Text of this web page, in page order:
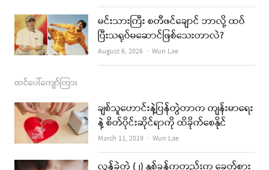
မင်းသားကြီး စတီဖင်ချောင် ဘာလို့ ထပ်
ပြီးသရုပ်မဆောင်ဖြစ်သေးတာလဲ?
August 6, 2026 Author
Wun Lae
ထင်ပေါ်ကျော်ကြား
ချစ်သူဟောင်းနဲ့ပြန်တွဲတာက ကျန်းမာရေး
နဲ့ စိတ်ပိုင်းဆိုင်ရာကို ထိခိုက်စေနိုင်
March 11, 2019 Author
Wun Lae